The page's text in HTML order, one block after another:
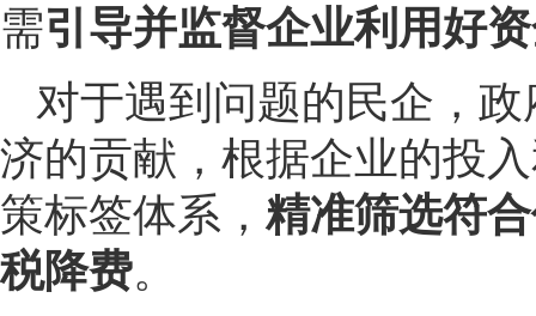
需引导并监督企业利用好
对于遇到问题的民企，
济的贡献，根据企业的投
策标签体系， 精准筛选符
税降费。